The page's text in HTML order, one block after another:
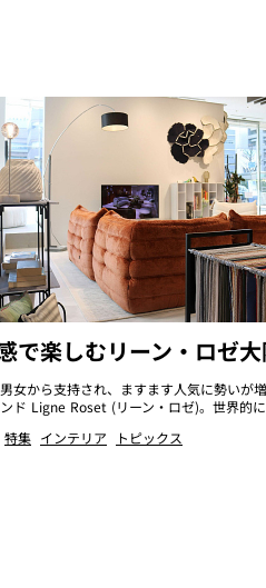
で楽しむリーン・ロゼ
女から支持され、ますます人気に勢いが
ド Ligne Roset (リーン・ロゼ)。世界的
特集 インテリア
トピックス